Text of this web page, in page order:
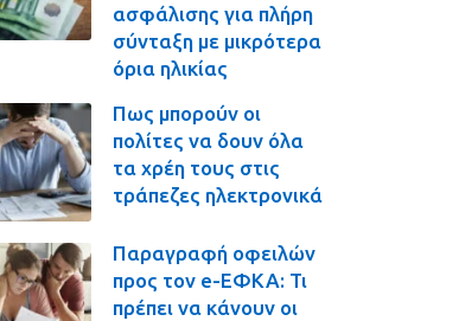
ασφάλισης για πλήρη
σύνταξη με μικρότερα
όρια ηλικίας
Πως μπορούν οι
πολίτες να δουν όλα
τα χρέη τους στις
τράπεζες ηλεκτρονικά
Παραγραφή οφειλών
προς τον e-ΕΦΚΑ: Τι
πρέπει να κάνουν οι